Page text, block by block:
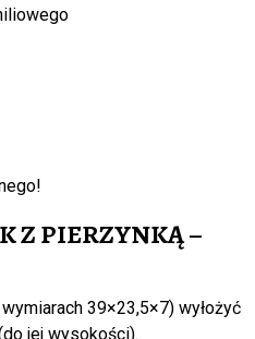
Z PIERZYNKĄ –
39×23,5×7) wyłożyć
jej wysokości).